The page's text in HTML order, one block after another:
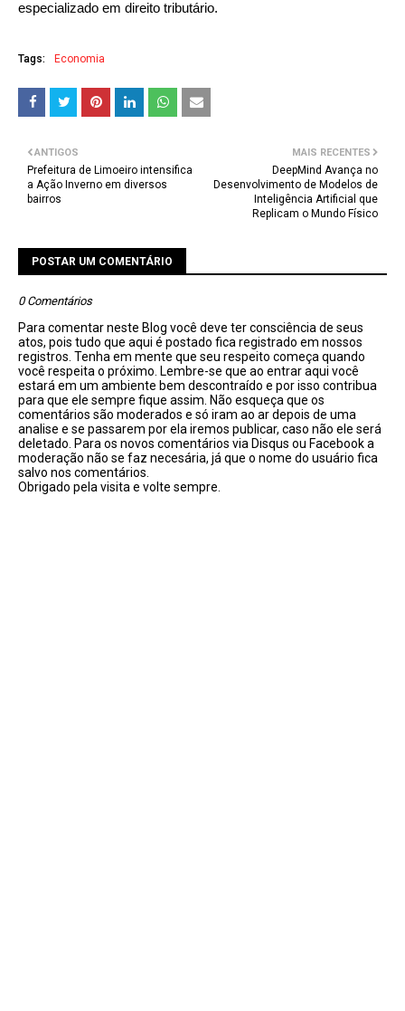
especializado em direito tributário.
Tags: Economia
MAIS RECENTES
DeepMind Avança no
Desenvolvimento de Modelos de
Inteligência Artificial que
Replicam o Mundo Físico
ANTIGOS
Prefeitura de Limoeiro intensifica
a Ação Inverno em diversos
bairros
POSTAR UM COMENTÁRIO
0 Comentários
Para comentar neste Blog você deve ter consciência de seus
atos, pois tudo que aqui é postado fica registrado em nossos
registros. Tenha em mente que seu respeito começa quando
você respeita o próximo. Lembre-se que ao entrar aqui você
estará em um ambiente bem descontraído e por isso contribua
para que ele sempre fique assim. Não esqueça que os
comentários são moderados e só iram ao ar depois de uma
analise e se passarem por ela iremos publicar, caso não ele será
deletado. Para os novos comentários via Disqus ou Facebook a
moderação não se faz necesária, já que o nome do usuário fica
salvo nos comentários.
Obrigado pela visita e volte sempre.